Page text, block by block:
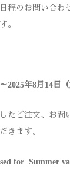
程のお問い合わ
。
2025年8月14日（
たご注文、お問
きます。
for Summer